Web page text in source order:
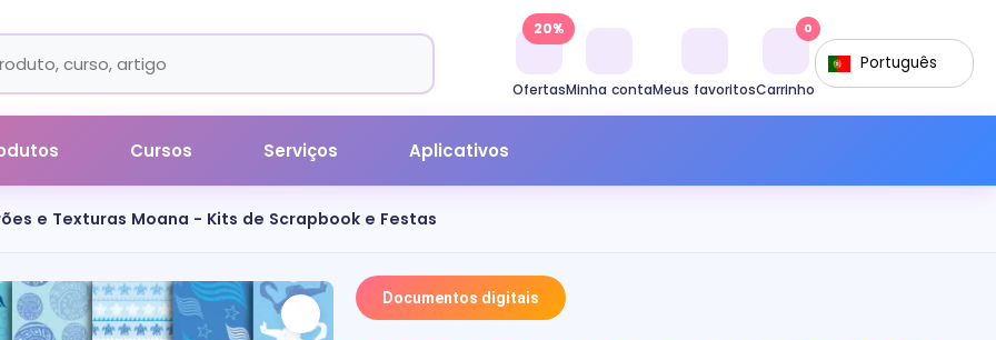
Ofertas
20%
Minha contaMeus favoritosCarrinho
0
Português
Cursos Serviços Aplicativos
e Texturas Moana - Kits de Scrapbook e Festas
Documentos digitais